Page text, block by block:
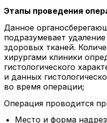
Этапы проведения
Данное
подразумевает
здоровых тканей.
хирургами клиники
гистологического
и данных
во время операции;
Операция проводится
Место и форма